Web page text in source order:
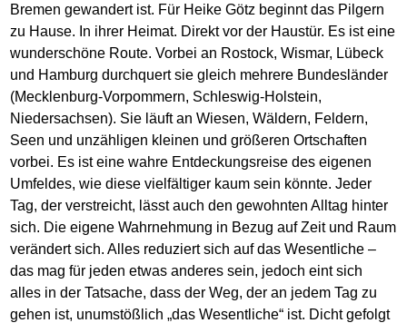
Bremen gewandert ist. Für Heike Götz beginnt das Pilgern
zu Hause. In ihrer Heimat. Direkt vor der Haustür. Es ist eine
wunderschöne Route. Vorbei an Rostock, Wismar, Lübeck
und Hamburg durchquert sie gleich mehrere Bundesländer
(Mecklenburg-Vorpommern, Schleswig-Holstein,
Niedersachsen). Sie läuft an Wiesen, Wäldern, Feldern,
Seen und unzähligen kleinen und größeren Ortschaften
vorbei. Es ist eine wahre Entdeckungsreise des eigenen
Umfeldes, wie diese vielfältiger kaum sein könnte. Jeder
Tag, der verstreicht, lässt auch den gewohnten Alltag hinter
sich. Die eigene Wahrnehmung in Bezug auf Zeit und Raum
verändert sich. Alles reduziert sich auf das Wesentliche –
das mag für jeden etwas anderes sein, jedoch eint sich
alles in der Tatsache, dass der Weg, der an jedem Tag zu
gehen ist, unumstößlich „das Wesentliche“ ist. Dicht gefolgt